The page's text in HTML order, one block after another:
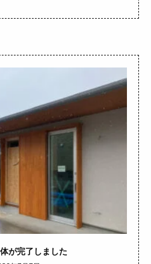
が完了しました